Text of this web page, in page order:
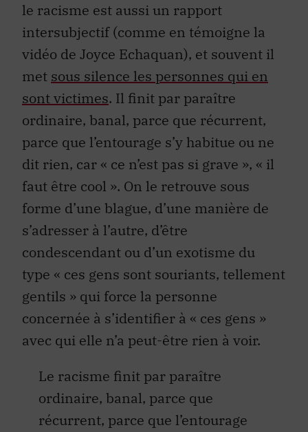
le racisme est aussi un rapport
intersubjectif (comme en témoigne la
vidéo de Joyce Echaquan), et souvent il
met sous silence les personnes qui en
sont victimes. Il finit par paraître
ordinaire, banal, parce que récurrent,
parce que l’entourage s’y habitue ou ne
dit rien, car « ce n’est pas si grave », « il
faut être cool ». On le retrouve sous
forme d’une blague, d’une manière de
s’adresser à l’autre, d’être
condescendant ou d’un exotisme du
type « ces gens sont souriants, tellement
gentils » qui force la personne
concernée à s’identifier à « ces gens »
avec qui elle n’a peut-être rien à voir.
Le racisme finit par paraître
ordinaire, banal, parce que
récurrent, parce que l’entourage